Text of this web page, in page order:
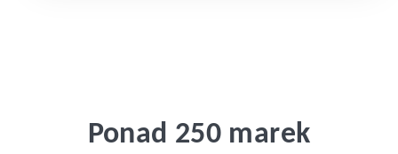
Ponad 250 marek